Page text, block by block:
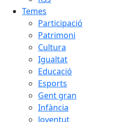
Temes
Participació
Patrimoni
Cultura
Igualtat
Educació
Esports
Gent gran
Infància
Joventut